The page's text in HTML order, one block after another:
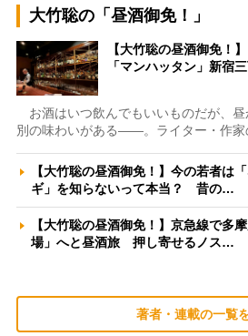
大竹聡の「昼酒御免！」
【大竹聡の昼酒御免！
「マンハッタン」新宿
お酒はいつ飲んでもいいものだが、
別の味わいがある――。ライター・作
【大竹聡の昼酒御免！】今の若者は
ギ」を知らないって本当？ 昔の…
【大竹聡の昼酒御免！】京急線で多
場」へと昼酒旅 押し寄せるノス…
著者・連載の一覧